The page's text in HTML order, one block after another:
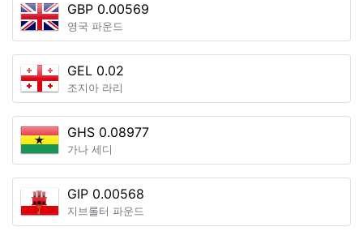
GBP 0.00569
영국 파운드
GEL 0.02
조지아 라리
GHS 0.08977
가나 세디
GIP 0.00568
지브롤터 파운드